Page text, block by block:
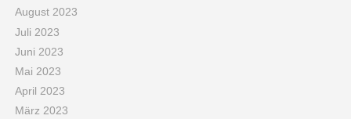
August 2023
Juli 2023
Juni 2023
Mai 2023
April 2023
März 2023